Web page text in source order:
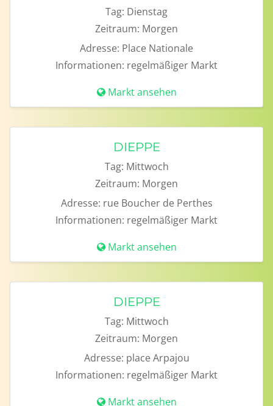
Tag: Dienstag
Zeitraum: Morgen
Adresse: Place Nationale
Informationen: regelmäßiger Markt
Markt ansehen
DIEPPE
Tag: Mittwoch
Zeitraum: Morgen
Adresse: rue Boucher de Perthes
Informationen: regelmäßiger Markt
Markt ansehen
DIEPPE
Tag: Mittwoch
Zeitraum: Morgen
Adresse: place Arpajou
Informationen: regelmäßiger Markt
Markt ansehen